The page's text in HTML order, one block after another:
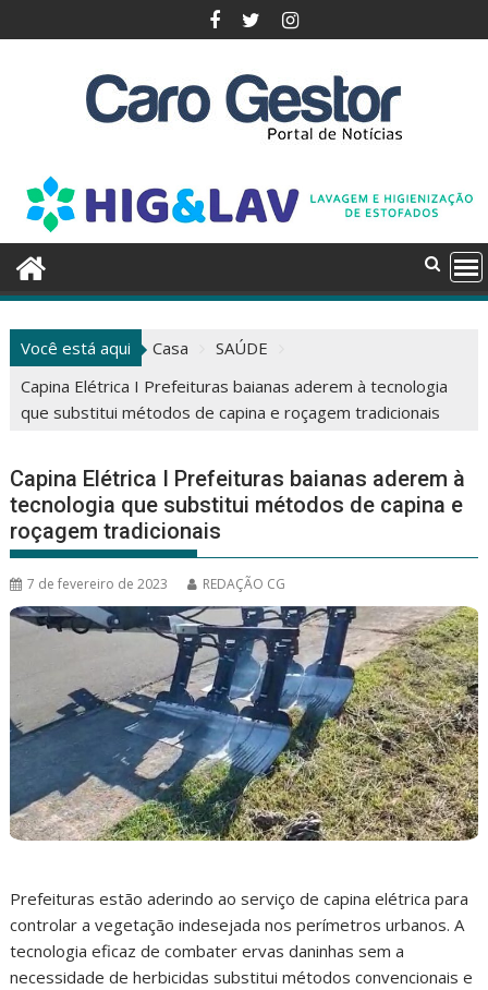
para
Você está aqui Casa
SAÚDE
Capina Elétrica I Prefeituras baianas aderem à tecnologia
que substitui métodos de capina e roçagem tradicionais
Capina Elétrica I Prefeituras baianas aderem à
tecnologia que substitui métodos de capina e
roçagem tradicionais
7 de fevereiro de 2023 REDAÇÃO CG
Prefeituras estão aderindo ao serviço de capina elétrica para
controlar a vegetação indesejada nos perímetros urbanos. A
tecnologia eficaz de combater ervas daninhas sem a
necessidade de herbicidas substitui métodos convencionais e